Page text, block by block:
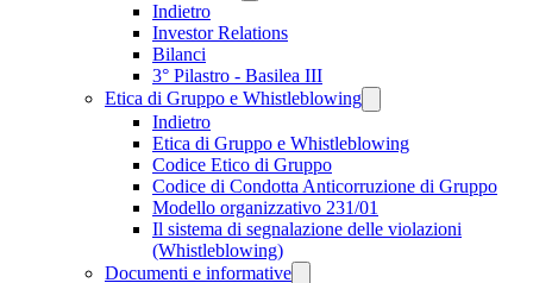
Indietro
Investor Relations
Bilanci
3° Pilastro - Basilea III
Etica di Gruppo e Whistleblowing
Indietro
Etica di Gruppo e Whistleblowing
Codice Etico di Gruppo
Codice di Condotta Anticorruzione di Gruppo
Modello organizzativo 231/01
Il sistema di segnalazione delle violazioni
(Whistleblowing)
Documenti e informative